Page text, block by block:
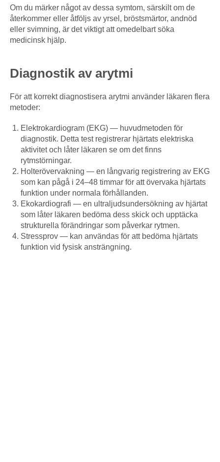
Om du märker något av dessa symtom, särskilt om de
återkommer eller åtföljs av yrsel, bröstsmärtor, andnöd
eller svimning, är det viktigt att omedelbart söka
medicinsk hjälp.
Diagnostik av arytmi
För att korrekt diagnostisera arytmi använder läkaren flera
metoder:
Elektrokardiogram (EKG) — huvudmetoden för
diagnostik. Detta test registrerar hjärtats elektriska
aktivitet och låter läkaren se om det finns
rytmstörningar.
Holterövervakning — en långvarig registrering av EKG
som kan pågå i 24–48 timmar för att övervaka hjärtats
funktion under normala förhållanden.
Ekokardiografi — en ultraljudsundersökning av hjärtat
som låter läkaren bedöma dess skick och upptäcka
strukturella förändringar som påverkar rytmen.
Stressprov — kan användas för att bedöma hjärtats
funktion vid fysisk ansträngning.